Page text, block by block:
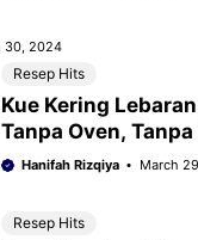
30, 2024
Resep Hits
Kue Kering
Tanpa Oven,
Hanifah Rizqiya March
Resep Hits